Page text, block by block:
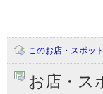
このお店・スポッ
お店・ス